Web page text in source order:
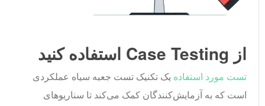
از Case Testing استفاده کنید
تست مورد استفادهیک تکنیک تست جعبه سیاه عملکردی
است که به آزمایش‌کنندگان کمک می‌کند تا سناریوهای